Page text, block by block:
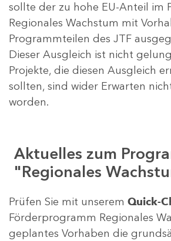
sollte der zu hohe EU-Anteil im
Regionales Wachstum mit
Programmteilen des JTF
Dieser Ausgleich ist nicht
Projekte, die diesen Ausgleich
sollten, sind wider Erwarten
worden.
Aktuelles zum
"Regionales
Prüfen Sie mit unserem Quick-
Förderprogramm Regionales
geplantes Vorhaben die